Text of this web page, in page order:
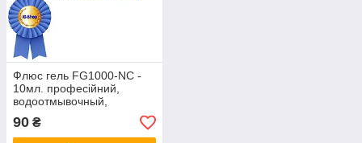
Флюс гель FG1000-NC -
10мл. професійний,
водоотмывочный,
водосмываемый
90 ₴